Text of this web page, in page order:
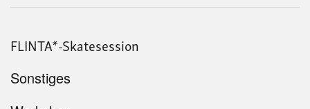
FLINTA*-Skatesession
Sonstiges